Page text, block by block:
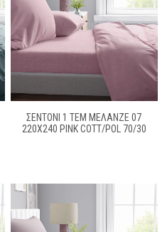
ΣΕΝΤΟΝΙ 1 ΤΕΜ ΜΕΛΑΝΖΈ 07
220Χ240 PINK COTT/POL 70/30